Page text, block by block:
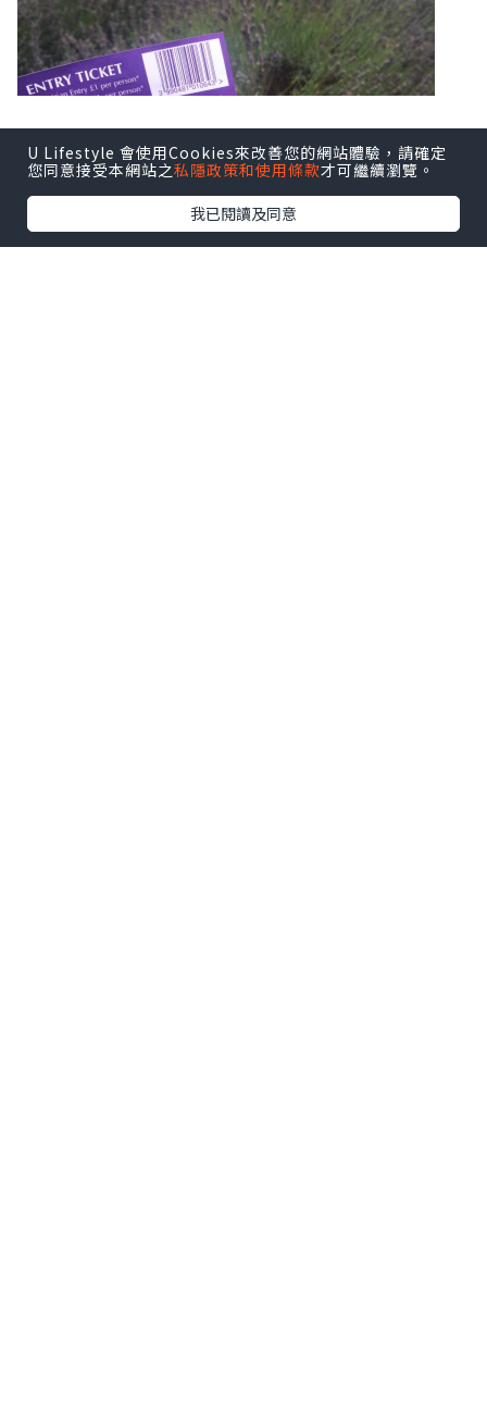
U Lifestyle 會使用Cookies來改善您的網站體驗，請確定
您同意接受本網站之私隱政策和使用條款才可繼續瀏覽。
我已閱讀及同意